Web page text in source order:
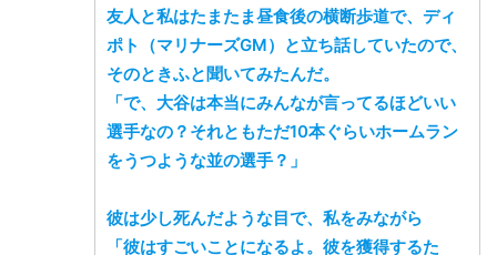
友人と私はたまたま昼食後の横断歩道で、ディ
ポト（マリナーズGM）と立ち話していたので、
そのときふと聞いてみたんだ。
「で、大谷は本当にみんなが言ってるほどいい
選手なの？それともただ10本ぐらいホームラン
をうつような並の選手？」
彼は少し死んだような目で、私をみながら
「彼はすごいことになるよ。彼を獲得するた